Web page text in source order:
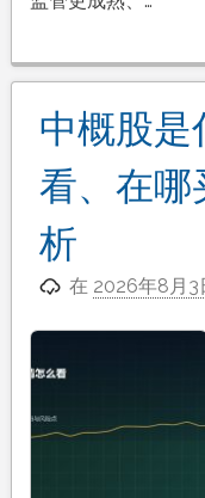
中概股是
看、在哪
析
在 2026年8月3